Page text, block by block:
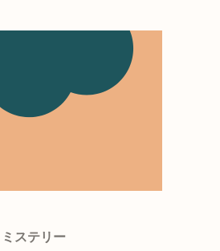
ミステリー